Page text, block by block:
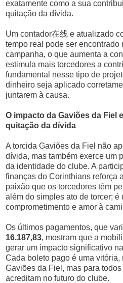
exatamente como a sua
quitação da dívida.
Um contador在线 e atualizado
tempo real pode ser encontrado
campanha, o que aumenta a
estimula mais torcedores a
fundamental nesse tipo de
dinheiro seja aplicado
juntarem à causa.
O impacto da Gaviões da Fiel
quitação da dívida
A torcida Gaviões da Fiel não
dívida, mas também exerce um
da identidade do clube. A
finanças do Corinthians reforça
paixão que os torcedores têm
além do simples ato de torcer; é
comprometimento e amor à
Os últimos pagamentos, que
16.187,83, mostram que a
gerar um impacto significativo
Cada boleto pago é uma vitória,
Gaviões da Fiel, mas para
acreditam no futuro do clube.